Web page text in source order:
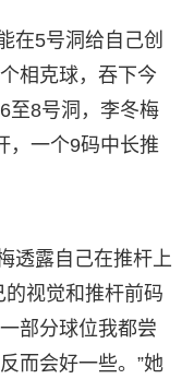
在5号洞给自己创
相克球，吞下今
至8号洞，李冬梅
，一个9码中长推
透露自己在推杆上
的视觉和推杆前码
部分球位我都尝
而会好一些。”她